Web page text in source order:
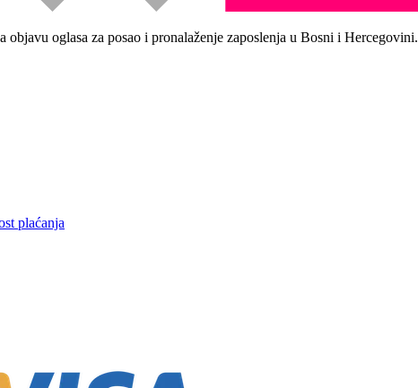
oglasa za posao i pronalaženje zaposlenja u Bosni i Hercegovini.
plaćanja